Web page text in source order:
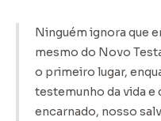
Ninguém ignora que
mesmo do Novo
o primeiro lugar,
testemunho da vida e
encarnado, nosso